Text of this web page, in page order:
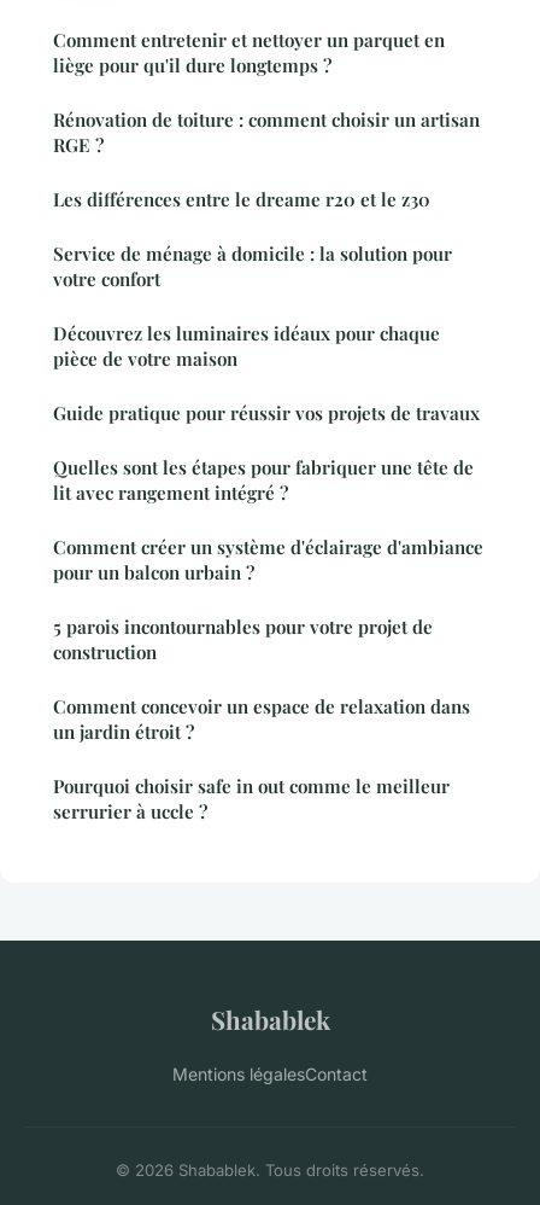
Comment entretenir et nettoyer un parquet en
liège pour qu'il dure longtemps ?
Rénovation de toiture : comment choisir un artisan
RGE ?
Les différences entre le dreame r20 et le z30
Service de ménage à domicile : la solution pour
votre confort
Découvrez les luminaires idéaux pour chaque
pièce de votre maison
Guide pratique pour réussir vos projets de travaux
Quelles sont les étapes pour fabriquer une tête de
lit avec rangement intégré ?
Comment créer un système d'éclairage d'ambiance
pour un balcon urbain ?
5 parois incontournables pour votre projet de
construction
Comment concevoir un espace de relaxation dans
un jardin étroit ?
Pourquoi choisir safe in out comme le meilleur
serrurier à uccle ?
Shabablek
Mentions légalesContact
© 2026 Shabablek. Tous droits réservés.